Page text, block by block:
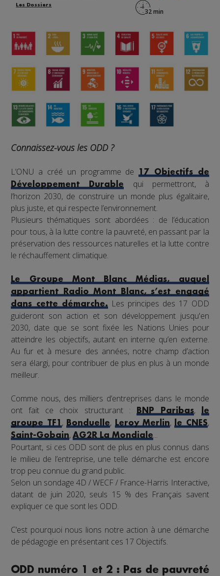
Les Dossiers
Connaissez-vous les ODD ?
L’ONU a créé un programme de17 Objectifs de
Développement Durable
qui permettront, à
l’horizon 2030, de construire un monde plus égalitaire,
plus juste, et qui respecte l’environnement.
Plusieurs thématiques sont abordées : de l’éducation
pour tous, à la lutte contre la pauvreté, en passant par la
préservation des ressources naturelles et la lutte contre
le réchauffement climatique.
Le Groupe Mont Blanc Médias, auquel
appartient Radio Mont Blanc, s’est engagé
dans cette démarche.Les principes des 17 ODD
guideront son action et son développement jusqu'en
2030, date que se sont fixée les Nations Unies pour
atteindre les objectifs, autant en interne qu’en externe.
Au fur et à mesure des années, notre champ d’action
sera élargi, pour contribuer de plus en plus à un monde
meilleur.
Comme nous, des milliers d’entreprises dans le monde
ont fait ce choix structurant :
BNP Paribas,
le
groupe TF1,Bonduelle, Leroy Merlin,le CNES,
Saint-Gobain,AG2R La Mondiale...
Pourtant, si ces ODD sont de plus en plus connus dans
le milieu de l’entreprise, une telle démarche est encore
trop peu connue du grand public.
Selon un sondage 4D / WECF / France-Harris Interactive,
datant de juin 2020, seuls 15 % des Français savent
expliquer ce que sont les ODD.
C’est pourquoi nous lions notre action à une démarche
de pédagogie en présentant ces 17 Objectifs.
ODD numéro 1 et 2 : Pas de pauvreté